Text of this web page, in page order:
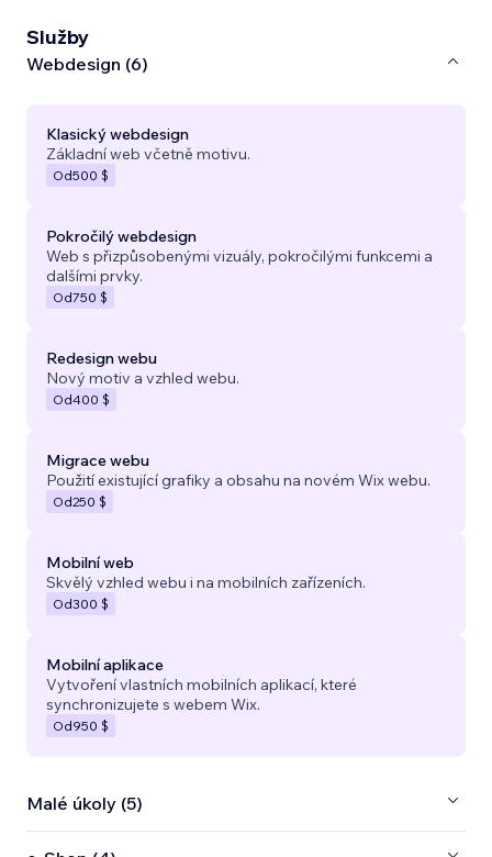
Služby
Webdesign (6)
Klasický webdesign
Základní web včetně motivu.
Od500 $
Pokročilý webdesign
Web s přizpůsobenými vizuály, pokročilými funkcemi a
dalšími prvky.
Od750 $
Redesign webu
Nový motiv a vzhled webu.
Od400 $
Migrace webu
Použití existující grafiky a obsahu na novém Wix webu.
Od250 $
Mobilní web
Skvělý vzhled webu i na mobilních zařízeních.
Od300 $
Mobilní aplikace
Vytvoření vlastních mobilních aplikací, které
synchronizujete s webem Wix.
Od950 $
Malé úkoly (5)